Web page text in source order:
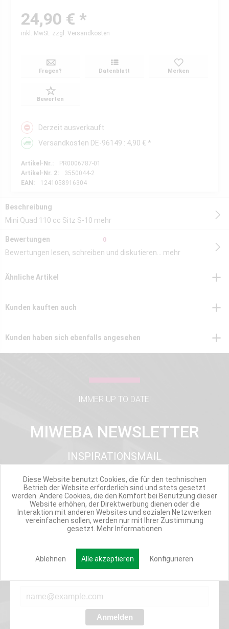
24,90 € *
inkl. MwSt. zzgl. Versandkosten
Fragen? Datenblatt Merken
Bewerten
Derzeit ausverkauft
Versandkosten DE-96149 : 4,90 € *
Artikel-Nr.:
PR0006787-01
Artikel-Nr. 2:
3550044-2
EAN:
1241058916304
Beschreibung
Mini Quad 110 cc Sitz S-10 mehr
Bewertungen 0
Bewertungen lesen, schreiben und diskutieren... mehr
Ähnliche Artikel
Kunden kauften auch
Kunden haben sich ebenfalls angesehen
IMMER UP TO DATE!
MIWEBA NEWSLETTER
INSPIRATIONSMAIL
TOP INFORMIERT
ANGEBOTE
Werde Teil der Miweba Community!
Verpasse nie wieder exklusive Newsletter-Rabatte und Aktionen
Anmelden
Diese Website benutzt Cookies, die für den technischen
Betrieb der Website erforderlich sind und stets gesetzt
werden. Andere Cookies, die den Komfort bei Benutzung dieser
Website erhöhen, der Direktwerbung dienen oder die
Interaktion mit anderen Websites und sozialen Netzwerken
vereinfachen sollen, werden nur mit Ihrer Zustimmung
gesetzt. Mehr Informationen
Ablehnen Alle akzeptieren Konfigurieren